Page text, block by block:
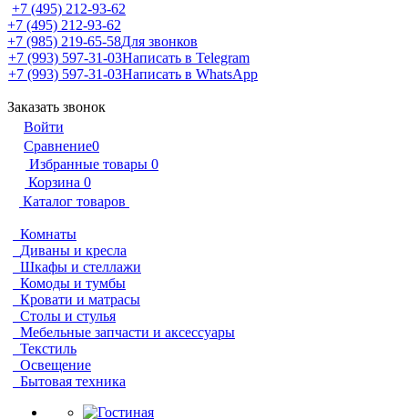
+7 (495) 212-93-62
+7 (495) 212-93-62
+7 (985) 219-65-58Для звонков
+7 (993) 597-31-03Написать в Telegram
+7 (993) 597-31-03Написать в WhatsApp
Заказать звонок
Войти
Сравнение0
Избранные товары 0
Корзина 0
Каталог товаров
Комнаты
Диваны и кресла
Шкафы и стеллажи
Комоды и тумбы
Кровати и матрасы
Столы и стулья
Мебельные запчасти и аксессуары
Текстиль
Освещение
Бытовая техника